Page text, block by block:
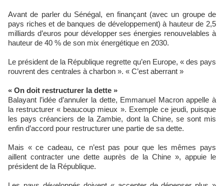
Avant de parler du Sénégal, en finançant (avec un groupe de
pays riches et de banques de développement) à hauteur de 2,5
milliards d’euros pour développer ses énergies renouvelables à
hauteur de 40 % de son mix énergétique en 2030.
Le président de la République regrette qu’en Europe, « des pays
rouvrent des centrales à charbon ». « C’est aberrant »
« On doit restructurer la dette »
Balayant l’idée d’annuler la dette, Emmanuel Macron appelle à
la restructurer « beaucoup mieux ». Exemple ce jeudi, puisque
les pays créanciers de la Zambie, dont la Chine, se sont mis
enfin d’accord pour restructurer une partie de sa dette.
Mais « ce cadeau, ce n’est pas pour que les mêmes pays
aillent contracter une dette auprès de la Chine », appuie le
président de la République.